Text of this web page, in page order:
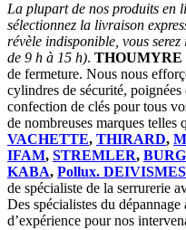
La plupart de nos produits en
sélectionnez la livraison
révèle indisponible, vous
de 9 h à 15 h). THOUMYRE
de fermeture. Nous nous
cylindres de sécurité, poignées
confection de clés pour tous
de nombreuses marques telles
VACHETTE, THIRARD,
IFAM, STREMLER,
KABA, Pollux. DEIVISMES
de spécialiste de la serrurerie
Des spécialistes du
d’expérience pour nos